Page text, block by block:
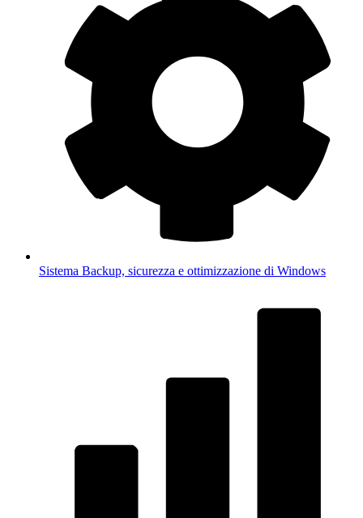
Sistema Backup, sicurezza e ottimizzazione di Windows